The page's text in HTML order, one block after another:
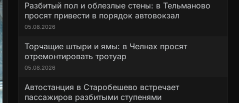
Разбитый пол и облезлые стены: в Тельманово
просят привести в порядок автовокзал
05.08.2026
Торчащие штыри и ямы: в Челнах просят
отремонтировать тротуар
05.08.2026
Автостанция в Старобешево встречает
пассажиров разбитыми ступенями